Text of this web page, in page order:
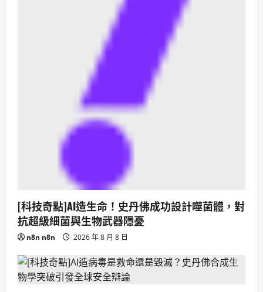
[科技奇點]AI造生命！史丹佛成功設計噬菌體，對
抗超級細菌與生物武器隱憂
n8n n8n 2026 年 8 月 8 日